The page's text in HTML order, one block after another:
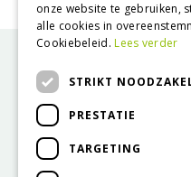
Onze nieuwsbrief
Ontvang ongeveer 1x per
We slaan uw gegevens
Voornaam
onze website te gebruiken,
alle cookies in
Cookiebeleid.Lees verder
STRIKT
PRESTATIE
TARGETING